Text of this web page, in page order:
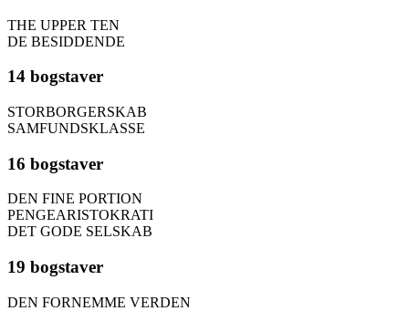
THE UPPER TEN
DE BESIDDENDE
14 bogstaver
STORBORGERSKAB
SAMFUNDSKLASSE
16 bogstaver
DEN FINE PORTION
PENGEARISTOKRATI
DET GODE SELSKAB
19 bogstaver
DEN FORNEMME VERDEN